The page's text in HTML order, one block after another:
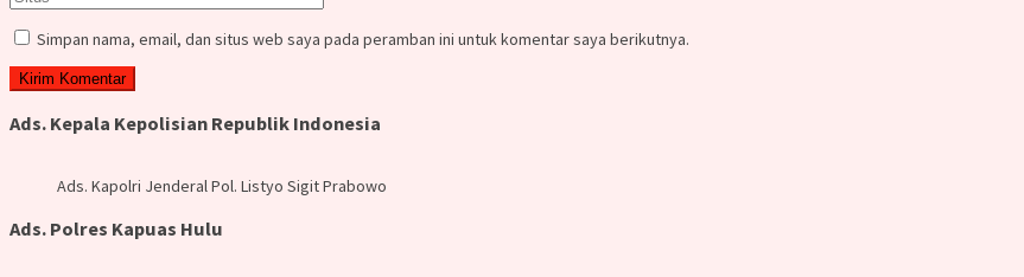
Simpan nama, email, dan situs web saya pada peramban ini untuk komentar saya berikutnya.
Ads. Kepala Kepolisian Republik Indonesia
Ads. Kapolri Jenderal Pol. Listyo Sigit Prabowo
Ads. Polres Kapuas Hulu